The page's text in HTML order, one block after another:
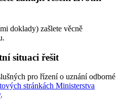
doklady) zašlete věcně
situaci řešit
pro řízení o uznání odborné
stránkách Ministerstva
.